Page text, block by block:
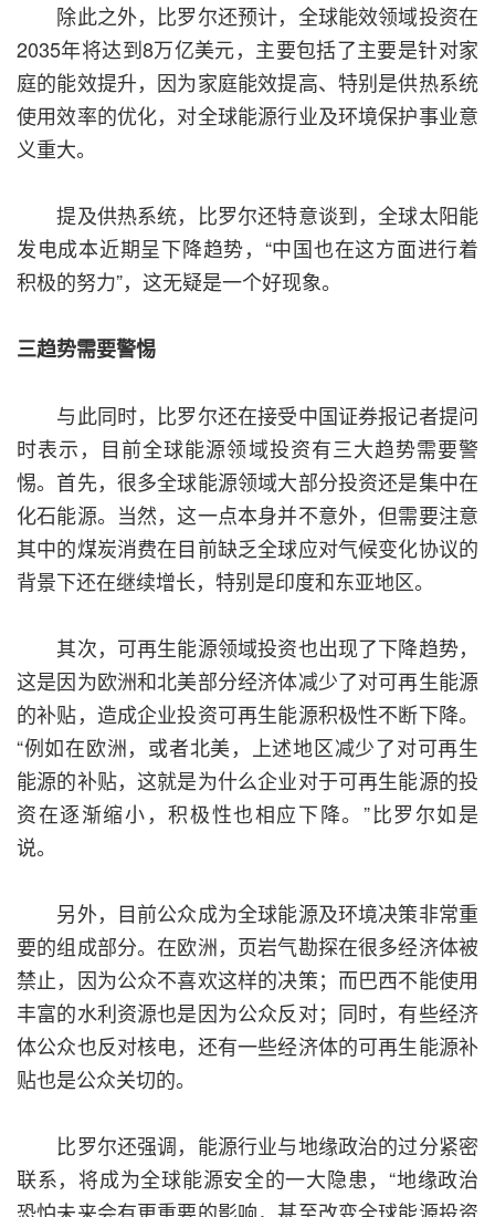
除此之外，比罗尔还预计，全球能效领域投资在
2035年将达到8万亿美元，主要包括了主要是针对家
庭的能效提升，因为家庭能效提高、特别是供热系统
使用效率的优化，对全球能源行业及环境保护事业意
义重大。
提及供热系统，比罗尔还特意谈到，全球太阳能
发电成本近期呈下降趋势，“中国也在这方面进行着
积极的努力”，这无疑是一个好现象。
三趋势需要警惕
与此同时，比罗尔还在接受中国证券报记者提问
时表示，目前全球能源领域投资有三大趋势需要警
惕。首先，很多全球能源领域大部分投资还是集中在
化石能源。当然，这一点本身并不意外，但需要注意
其中的煤炭消费在目前缺乏全球应对气候变化协议的
背景下还在继续增长，特别是印度和东亚地区。
其次，可再生能源领域投资也出现了下降趋势，
这是因为欧洲和北美部分经济体减少了对可再生能源
的补贴，造成企业投资可再生能源积极性不断下降。
“例如在欧洲，或者北美，上述地区减少了对可再生
能源的补贴，这就是为什么企业对于可再生能源的投
资在逐渐缩小，积极性也相应下降。”比罗尔如是
说。
另外，目前公众成为全球能源及环境决策非常重
要的组成部分。在欧洲，页岩气勘探在很多经济体被
禁止，因为公众不喜欢这样的决策；而巴西不能使用
丰富的水利资源也是因为公众反对；同时，有些经济
体公众也反对核电，还有一些经济体的可再生能源补
贴也是公众关切的。
比罗尔还强调，能源行业与地缘政治的过分紧密
联系，将成为全球能源安全的一大隐患，“地缘政治